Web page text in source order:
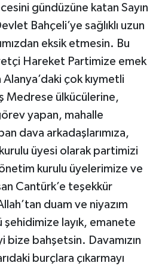
gündüzüne katan Sayın
Bahçeli’ye sağlıklı uzun
eksik etmesin. Bu
Hareket Partimize emek
çok kıymetli
Medrese ülkücülerine,
yapan, mahalle
dava arkadaşlarımıza,
üyesi olarak partimizi
kurulu üyelerimize ve
Cantürk’e teşekkür
duam ve niyazım
şehidimize layık, emanete
bize bahşetsin. Davamızın
burçlara çıkarmayı